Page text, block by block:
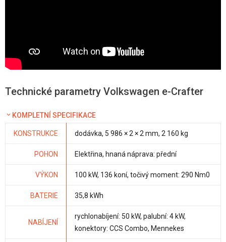
Technické parametry Volkswagen e-Crafter
KOMPLETNÍ SPECIFIKACE
KONSTRUKCE dodávka, 5 986 × 2 × 2 mm, 2 160 kg
POHON Elektřina, hnaná náprava: přední
VÝKON 100 kW, 136 koní, točivý moment: 290 Nm0
BATERIE 35,8 kWh
NABÍJENÍ
rychlonabíjení: 50 kW, palubní: 4 kW,
konektory: CCS Combo, Mennekes